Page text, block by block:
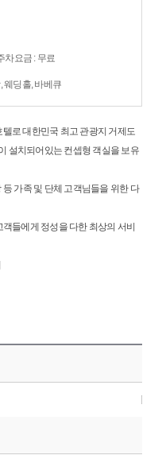
차요금 : 무료
웨딩홀, 바베큐
로 대한민국 최고 관광지 거제도
설치되어있는 컨셉형 객실을 보유
가족 및 단체 고객님들을 위한 다
들에게 정성을 다한 최상의 서비